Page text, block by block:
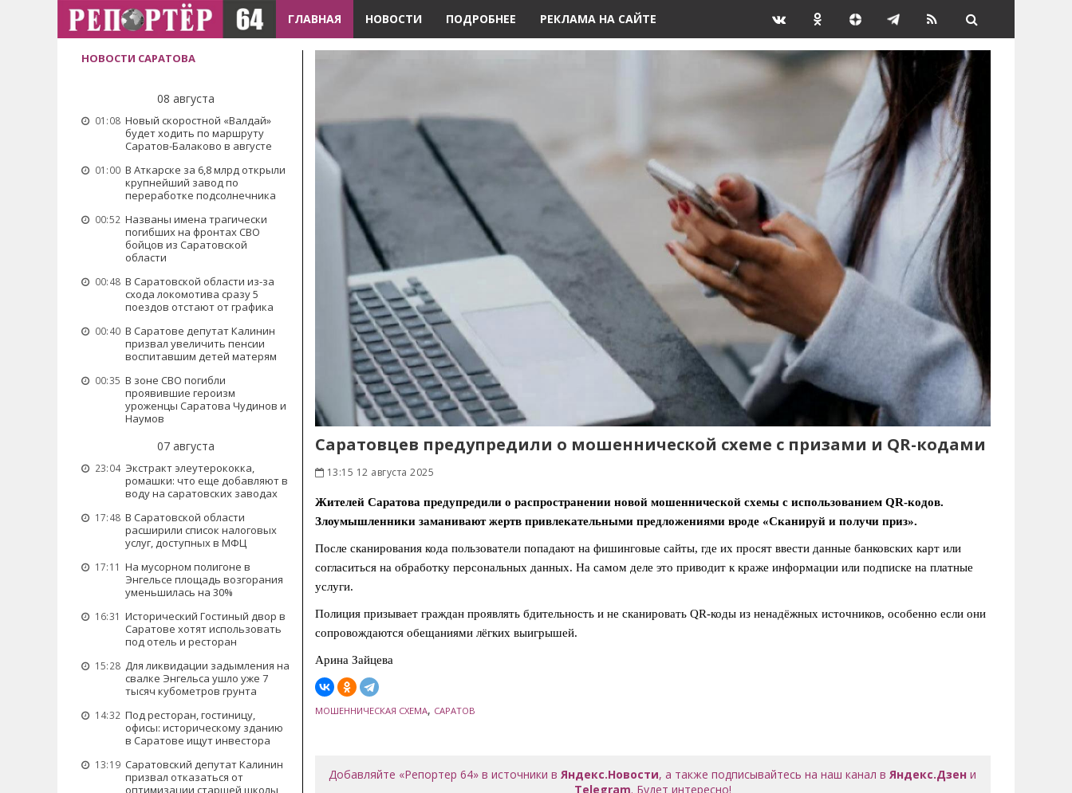
ГЛАВНАЯ НОВОСТИ ПОДРОБНЕЕ РЕКЛАМА НА САЙТЕ
НОВОСТИ САРАТОВА
08 августа
01:08 Новый скоростной «Валдай»
будет ходить по маршруту
Саратов-Балаково в августе
01:00 В Аткарске за 6,8 млрд открыли
крупнейший завод по
переработке подсолнечника
00:52 Названы имена трагически
погибших на фронтах СВО
бойцов из Саратовской
области
00:48 В Саратовской области из-за
схода локомотива сразу 5
поездов отстают от графика
00:40 В Саратове депутат Калинин
призвал увеличить пенсии
воспитавшим детей матерям
00:35 В зоне СВО погибли
проявившие героизм
уроженцы Саратова Чудинов и
Наумов
07 августа
23:04 Экстракт элеутерококка,
ромашки: что еще добавляют в
воду на саратовских заводах
17:48 В Саратовской области
расширили список налоговых
услуг, доступных в МФЦ
17:11 На мусорном полигоне в
Энгельсе площадь возгорания
уменьшилась на 30%
16:31 Исторический Гостиный двор в
Саратове хотят использовать
под отель и ресторан
15:28 Для ликвидации задымления на
свалке Энгельса ушло уже 7
тысяч кубометров грунта
14:32 Под ресторан, гостиницу,
офисы: историческому зданию
в Саратове ищут инвестора
13:19 Саратовский депутат Калинин
призвал отказаться от
оптимизации старшей школы
Саратовцев предупредили о мошеннической схеме с призами и QR-кодами
13:15 12 августа 2025
Жителей Саратова предупредили о распространении новой мошеннической схемы с использованием QR-кодов.
Злоумышленники заманивают жертв привлекательными предложениями вроде «Сканируй и получи приз».
После сканирования кода пользователи попадают на фишинговые сайты, где их просят ввести данные банковских карт или
согласиться на обработку персональных данных. На самом деле это приводит к краже информации или подписке на платные
услуги.
Полиция призывает граждан проявлять бдительность и не сканировать QR-коды из ненадёжных источников, особенно если они
сопровождаются обещаниями лёгких выигрышей.
Арина Зайцева
МОШЕННИЧЕСКАЯ СХЕМА, САРАТОВ
Добавляйте «Репортер 64» в источники вЯндекс.Новости, а также подписывайтесь на наш канал вЯндекс.Дзен и
Telegram. Будет интересно!